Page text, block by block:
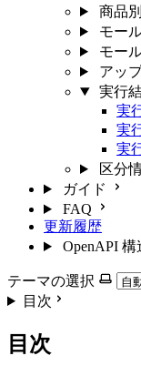
商品
モー
モー
アッ
実行
実
実
実
区分
ガイド
FAQ
更新履歴
OpenAPI
テーマの選択
目次
目次